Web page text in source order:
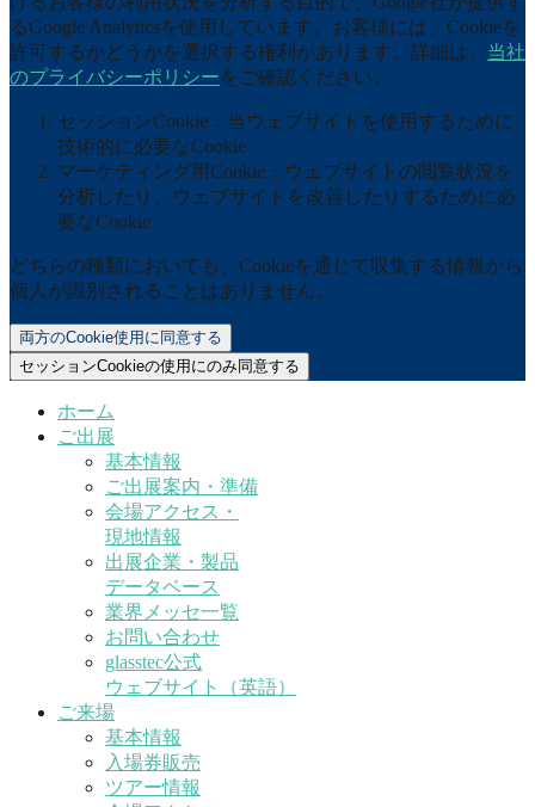
るGoogle Analyticsを使用しています。お客様には、Cookieを
許可するかどうかを選択する権利があります。詳細は、 当社
のプライバシーポリシーをご確認ください。
セッションCookie：当ウェブサイトを使用するために
技術的に必要なCookie
マーケティング用Cookie：ウェブサイトの閲覧状況を
分析したり、ウェブサイトを改善したりするために必
要なCookie
どちらの種類においても、Cookieを通じて収集する情報から
個人が識別されることはありません。
両方のCookie使用に同意する
セッションCookieの使用にのみ同意する
ホーム
ご出展
基本情報
ご出展案内・準備
会場アクセス・
現地情報
出展企業・製品
データベース
業界メッセ一覧
お問い合わせ
glasstec公式
ウェブサイト（英語）
ご来場
基本情報
入場券販売
ツアー情報